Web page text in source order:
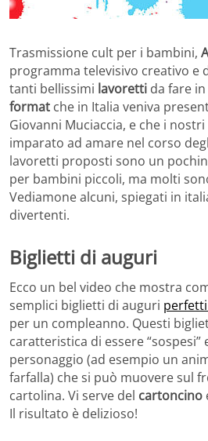
Trasmissione cult per i bambini,
programma televisivo creativo e
tanti bellissimi lavoretti da fare
format che in Italia veniva
Giovanni Muciaccia, e che i
imparato ad amare nel corso
lavoretti proposti sono un
per bambini piccoli, ma molti
Vediamone alcuni, spiegati in
divertenti.
Biglietti di auguri
Ecco un bel video che mostra
semplici biglietti di auguri
per un compleanno. Questi
caratteristica di essere “sospesi”
personaggio (ad esempio un
farfalla) che si può muovere sul
cartolina. Vi serve del cartoncino
Il risultato è delizioso!